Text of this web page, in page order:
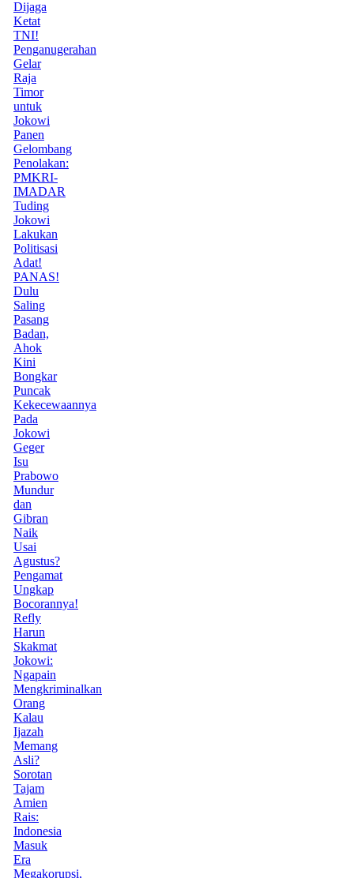
Dijaga
Ketat
TNI!
Penganugerahan
Gelar
Raja
Timor
untuk
Jokowi
Panen
Gelombang
Penolakan:
PMKRI-
IMADAR
Tuding
Jokowi
Lakukan
Politisasi
Adat!
PANAS!
Dulu
Saling
Pasang
Badan,
Ahok
Kini
Bongkar
Puncak
Kekecewaannya
Pada
Jokowi
Geger
Isu
Prabowo
Mundur
dan
Gibran
Naik
Usai
Agustus?
Pengamat
Ungkap
Bocorannya!
Refly
Harun
Skakmat
Jokowi:
Ngapain
Mengkriminalkan
Orang
Kalau
Ijazah
Memang
Asli?
Sorotan
Tajam
Amien
Rais:
Indonesia
Masuk
Era
Megakorupsi,